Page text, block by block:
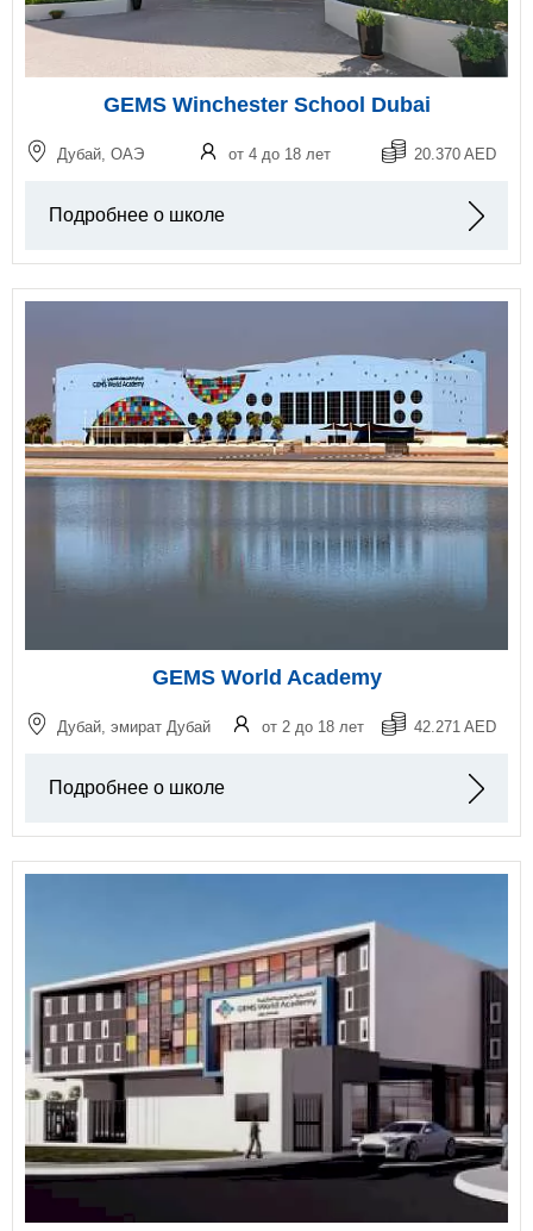
GEMS Winchester School Dubai
Дубай, ОАЭ от 4 до 18 лет 20.370 AED
Подробнее о школе
GEMS World Academy
Дубай, эмират Дубай от 2 до 18 лет 42.271 AED
Подробнее о школе